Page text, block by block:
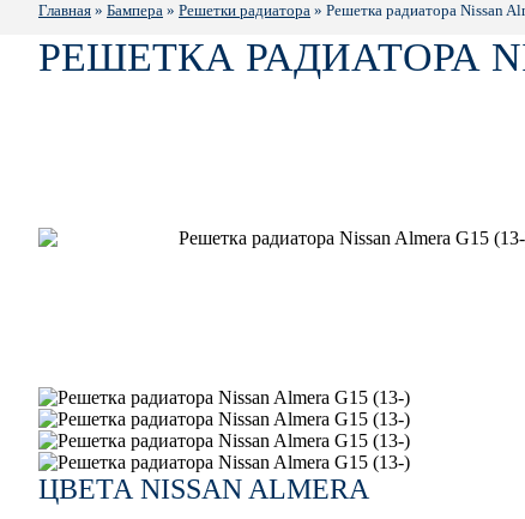
Главная » Бампера » Решетки радиатора » Решетка радиатора Nissan
РЕШЕТКА РАДИАТОРА
ЦВЕТА NISSAN ALMERA